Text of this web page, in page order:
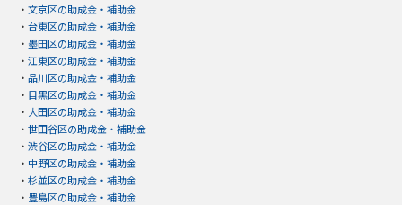
・ 文京区の助成金・補助金
・ 台東区の助成金・補助金
・ 墨田区の助成金・補助金
・ 江東区の助成金・補助金
・ 品川区の助成金・補助金
・ 目黒区の助成金・補助金
・ 大田区の助成金・補助金
・ 世田谷区の助成金・補助金
・ 渋谷区の助成金・補助金
・ 中野区の助成金・補助金
・ 杉並区の助成金・補助金
・ 豊島区の助成金・補助金